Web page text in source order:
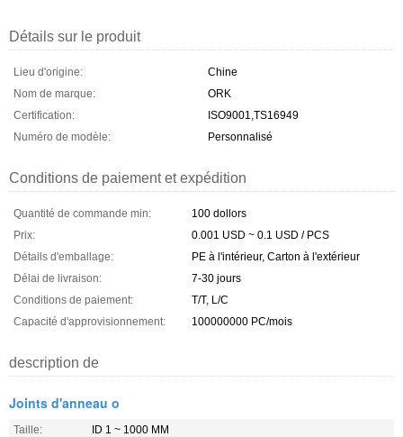
Détails sur le produit
Lieu d'origine:
Chine
Nom de marque:
ORK
Certification:
ISO9001,TS16949
Numéro de modèle:
Personnalisé
Conditions de paiement et expédition
Quantité de commande min:
100 dollors
Prix:
0.001 USD ~ 0.1 USD / PCS
Détails d'emballage:
PE à l'intérieur, Carton à l'extérieur
Délai de livraison:
7-30 jours
Conditions de paiement:
T/T, L/C
Capacité d'approvisionnement:
100000000 PC/mois
description de
Joints d'anneau o
Taille:
ID 1 ~ 1000 MM